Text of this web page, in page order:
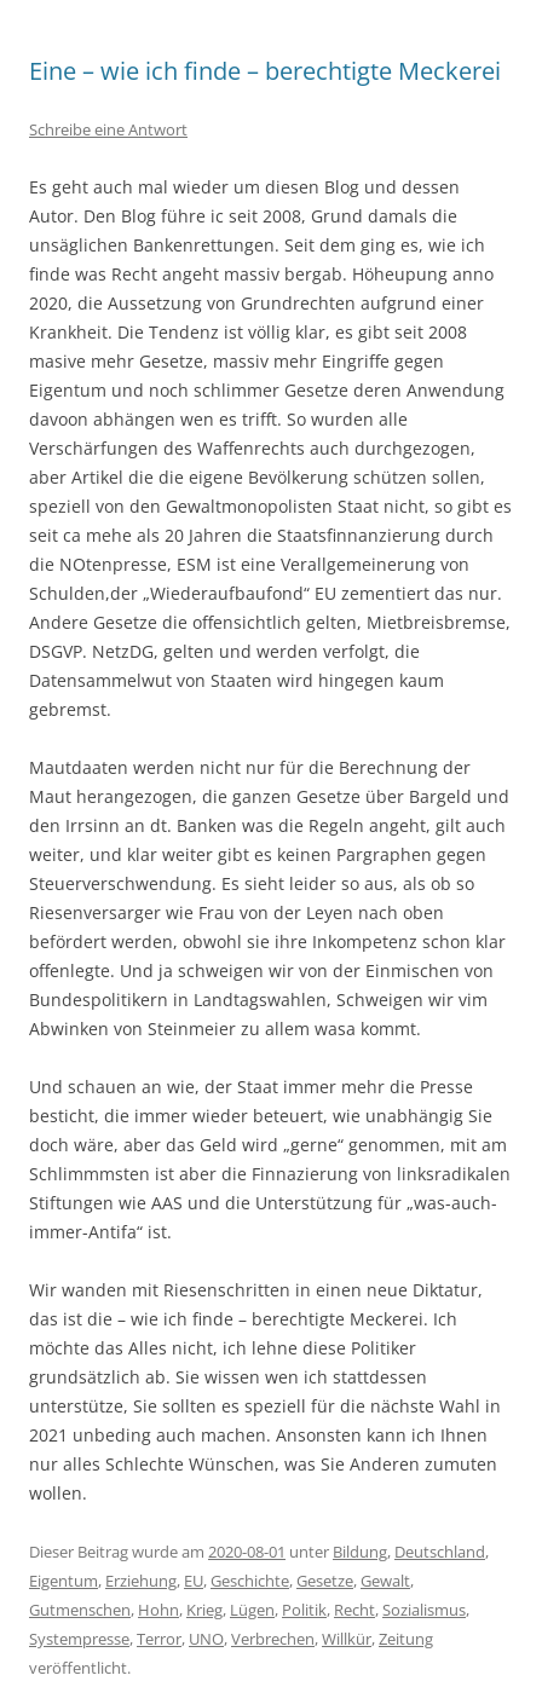
Eine – wie ich finde – berechtigte Meckerei
Schreibe eine Antwort
Es geht auch mal wieder um diesen Blog und dessen
Autor. Den Blog führe ic seit 2008, Grund damals die
unsäglichen Bankenrettungen. Seit dem ging es, wie ich
finde was Recht angeht massiv bergab. Höheupung anno
2020, die Aussetzung von Grundrechten aufgrund einer
Krankheit. Die Tendenz ist völlig klar, es gibt seit 2008
masive mehr Gesetze, massiv mehr Eingriffe gegen
Eigentum und noch schlimmer Gesetze deren Anwendung
davoon abhängen wen es trifft. So wurden alle
Verschärfungen des Waffenrechts auch durchgezogen,
aber Artikel die die eigene Bevölkerung schützen sollen,
speziell von den Gewaltmonopolisten Staat nicht, so gibt es
seit ca mehe als 20 Jahren die Staatsfinnanzierung durch
die NOtenpresse, ESM ist eine Verallgemeinerung von
Schulden,der „Wiederaufbaufond“ EU zementiert das nur.
Andere Gesetze die offensichtlich gelten, Mietbreisbremse,
DSGVP. NetzDG, gelten und werden verfolgt, die
Datensammelwut von Staaten wird hingegen kaum
gebremst.
Mautdaaten werden nicht nur für die Berechnung der
Maut herangezogen, die ganzen Gesetze über Bargeld und
den Irrsinn an dt. Banken was die Regeln angeht, gilt auch
weiter, und klar weiter gibt es keinen Pargraphen gegen
Steuerverschwendung. Es sieht leider so aus, als ob so
Riesenversarger wie Frau von der Leyen nach oben
befördert werden, obwohl sie ihre Inkompetenz schon klar
offenlegte. Und ja schweigen wir von der Einmischen von
Bundespolitikern in Landtagswahlen, Schweigen wir vim
Abwinken von Steinmeier zu allem wasa kommt.
Und schauen an wie, der Staat immer mehr die Presse
besticht, die immer wieder beteuert, wie unabhängig Sie
doch wäre, aber das Geld wird „gerne“ genommen, mit am
Schlimmmsten ist aber die Finnazierung von linksradikalen
Stiftungen wie AAS und die Unterstützung für „was-auch-
immer-Antifa“ ist.
Wir wanden mit Riesenschritten in einen neue Diktatur,
das ist die – wie ich finde – berechtigte Meckerei. Ich
möchte das Alles nicht, ich lehne diese Politiker
grundsätzlich ab. Sie wissen wen ich stattdessen
unterstütze, Sie sollten es speziell für die nächste Wahl in
2021 unbeding auch machen. Ansonsten kann ich Ihnen
nur alles Schlechte Wünschen, was Sie Anderen zumuten
wollen.
Dieser Beitrag wurde am 2020-08-01 unter Bildung, Deutschland,
Eigentum, Erziehung, EU,Geschichte,Gesetze,Gewalt,
Gutmenschen, Hohn, Krieg, Lügen, Politik, Recht,Sozialismus,
Systempresse,Terror, UNO,Verbrechen,Willkür,Zeitung
veröffentlicht.